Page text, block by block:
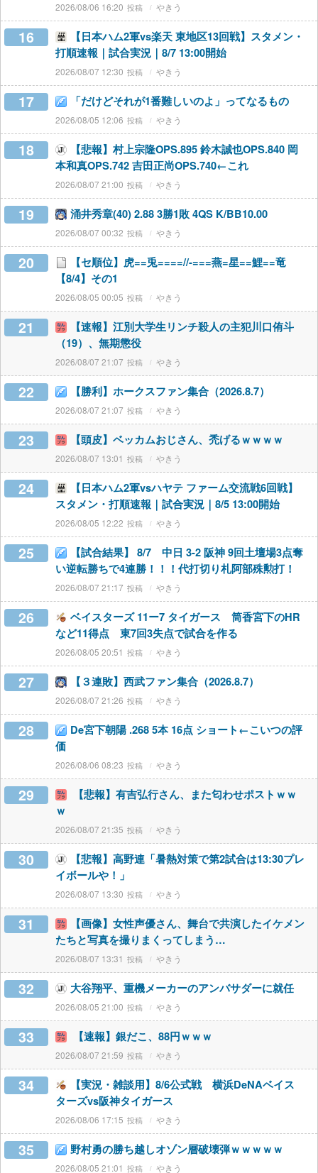
2026/08/06 16:20 やきう
16
【日本ハム2軍vs楽天 東地区13回戦】スタメン・
打順速報｜試合実況｜8/7 13:00開始
2026/08/07 12:30 やきう
17 「だけどそれが1番難しいのよ」ってなるもの
2026/08/05 12:06 やきう
18
【悲報】村上宗隆OPS.895 鈴木誠也OPS.840 岡
本和真OPS.742 吉田正尚OPS.740←これ
2026/08/07 21:00 やきう
19 涌井秀章(40) 2.88 3勝1敗 4QS K/BB10.00
2026/08/07 00:32 やきう
20
【セ順位】虎==兎====//-===燕=星==鯉==竜
【8/4】その1
2026/08/05 00:05 やきう
21
【速報】江別大学生リンチ殺人の主犯川口侑斗
（19）、無期懲役
2026/08/07 21:07 やきう
22 【勝利】ホークスファン集合（2026.8.7）
2026/08/07 21:07 やきう
23 【頭皮】ベッカムおじさん、禿げるｗｗｗｗ
2026/08/07 13:01 やきう
24
【日本ハム2軍vsハヤテ ファーム交流戦6回戦】
スタメン・打順速報｜試合実況｜8/5 13:00開始
2026/08/05 12:22 やきう
25
【試合結果】 8/7 中日 3-2 阪神 9回土壇場3点奪
い逆転勝ちで4連勝！！！代打切り札阿部殊勲打！
2026/08/07 21:17 やきう
26
ベイスターズ 11ー7 タイガース 筒香宮下のHR
など11得点 東7回3失点で試合を作る
2026/08/05 20:51 やきう
27 【３連敗】西武ファン集合（2026.8.7）
2026/08/07 21:26 やきう
28
De宮下朝陽 .268 5本 16点 ショート←こいつの評
価
2026/08/06 08:23 やきう
29
【悲報】有吉弘行さん、また匂わせポストｗｗ
ｗ
2026/08/07 21:35 やきう
30
【悲報】高野連「暑熱対策で第2試合は13:30プレ
イボールや！」
2026/08/07 13:30 やきう
31
【画像】女性声優さん、舞台で共演したイケメン
たちと写真を撮りまくってしまう…
2026/08/07 13:31 やきう
32 大谷翔平、重機メーカーのアンバサダーに就任
2026/08/05 21:00 やきう
33 【速報】銀だこ、88円ｗｗｗ
2026/08/07 21:59 やきう
34
【実況・雑談用】8/6公式戦 横浜DeNAベイス
ターズvs阪神タイガース
2026/08/06 17:15 やきう
35 野村勇の勝ち越しオゾン層破壊弾ｗｗｗｗｗ
2026/08/05 21:01 やきう